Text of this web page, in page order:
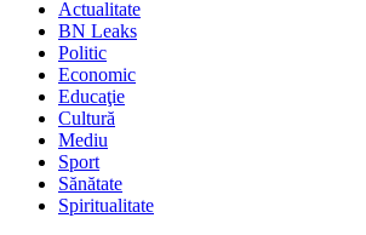
Actualitate
BN Leaks
Politic
Economic
Educaţie
Cultură
Mediu
Sport
Sănătate
Spiritualitate